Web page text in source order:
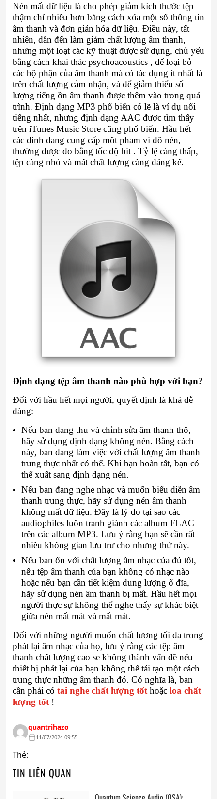
Nén mất dữ liệu là cho phép giảm kích thước tệp
thậm chí nhiều hơn bằng cách xóa một số thông tin
âm thanh và đơn giản hóa dữ liệu. Điều này, tất
nhiên, dẫn đến làm giảm chất lượng âm thanh,
nhưng một loạt các kỹ thuật được sử dụng, chủ yếu
bằng cách khai thác psychoacoustics , để loại bỏ
các bộ phận của âm thanh mà có tác dụng ít nhất là
trên chất lượng cảm nhận, và để giảm thiểu số
lượng tiếng ồn âm thanh được thêm vào trong quá
trình. Định dạng MP3 phổ biến có lẽ là ví dụ nổi
tiếng nhất, nhưng định dạng AAC được tìm thấy
trên iTunes Music Store cũng phổ biến. Hầu hết
các định dạng cung cấp một phạm vi độ nén,
thường được đo bằng tốc độ bit . Tỷ lệ càng thấp,
tệp càng nhỏ và mất chất lượng càng đáng kể.
Định dạng tệp âm thanh nào phù hợp với bạn?
Đối với hầu hết mọi người, quyết định là khá dễ
dàng:
Nếu bạn đang thu và chỉnh sửa âm thanh thô,
hãy sử dụng định dạng không nén. Bằng cách
này, bạn đang làm việc với chất lượng âm thanh
trung thực nhất có thể. Khi bạn hoàn tất, bạn có
thể xuất sang định dạng nén.
Nếu bạn đang nghe nhạc và muốn biểu diễn âm
thanh trung thực, hãy sử dụng nén âm thanh
không mất dữ liệu. Đây là lý do tại sao các
audiophiles luôn tranh giành các album FLAC
trên các album MP3. Lưu ý rằng bạn sẽ cần rất
nhiều không gian lưu trữ cho những thứ này.
Nếu bạn ổn với chất lượng âm nhạc của đủ tốt,
nếu tệp âm thanh của bạn không có nhạc nào
hoặc nếu bạn cần tiết kiệm dung lượng ổ đĩa,
hãy sử dụng nén âm thanh bị mất. Hầu hết mọi
người thực sự không thể nghe thấy sự khác biệt
giữa nén mất mát và mất mát.
Đối với những người muốn chất lượng tối đa trong
phát lại âm nhạc của họ, lưu ý rằng các tệp âm
thanh chất lượng cao sẽ không thành vấn đề nếu
thiết bị phát lại của bạn không thể tái tạo một cách
trung thực những âm thanh đó. Có nghĩa là, bạn
cần phải có tai nghe chất lượng tốthoặc loa chất
lượng tốt!
quantrihazo
11/07/2024 09:55
Thẻ:
TIN LIÊN QUAN